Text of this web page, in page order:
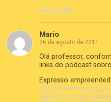
Responder
Mario
26 de agosto de 2011
Olá professor,
links do podcast
Expresso
http://
expresso-